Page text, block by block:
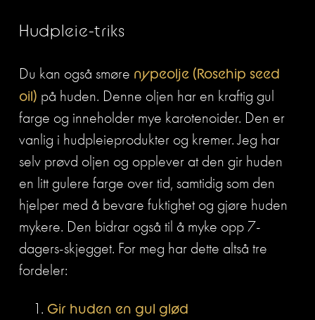
Hudpleie-triks
Du kan også smøre nypeolje (Rosehip seed
oil) på huden. Denne oljen har en kraftig gul
farge og inneholder mye karotenoider. Den er
vanlig i hudpleieprodukter og kremer. Jeg har
selv prøvd oljen og opplever at den gir huden
en litt gulere farge over tid, samtidig som den
hjelper med å bevare fuktighet og gjøre huden
mykere. Den bidrar også til å myke opp 7-
dagers-skjegget. For meg har dette altså tre
fordeler:
Gir huden en gul glød